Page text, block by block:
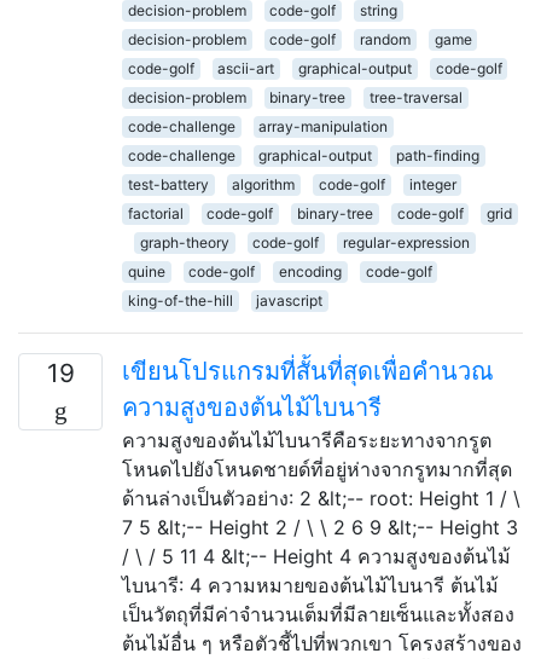
decision-problem
code-golf
string
decision-problem
code-golf random
game
code-golf
ascii-art graphical-output
code-golf
decision-problem
binary-tree
tree-traversal
code-challenge
array-manipulation
code-challenge
graphical-output
path-finding
test-battery
algorithm code-golf
integer
factorial
code-golf binary-tree code-golf
grid
graph-theory
code-golf
regular-expression
quine
code-golf encoding
code-golf
king-of-the-hill
javascript
19
เขียนโปรแกรมที่สั้นที่สุดเพื่อคำนวณ
ความสูงของต้นไม้ไบนารี
ความสูงของต้นไม้ไบนารีคือระยะทางจากรูต
โหนดไปยังโหนดชายด์ที่อยู่ห่างจากรูทมากที่สุด
ด้านล่างเป็นตัวอย่าง: 2 &lt;-- root: Height 1 / \
7 5 &lt;-- Height 2 / \ \ 2 6 9 &lt;-- Height 3
/ \ / 5 11 4 &lt;-- Height 4 ความสูงของต้นไม้
ไบนารี: 4 ความหมายของต้นไม้ไบนารี ต้นไม้
เป็นวัตถุที่มีค่าจำนวนเต็มที่มีลายเซ็นและทั้งสอง
ต้นไม้อื่น ๆ หรือตัวชี้ไปที่พวกเขา โครงสร้างของ